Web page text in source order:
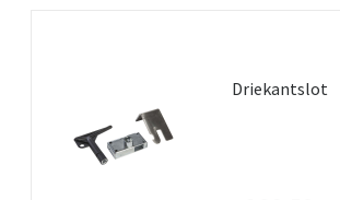
Driekantslot